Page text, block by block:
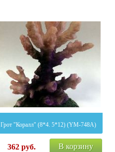
Грот "Коралл" (8*4. 5*12) (YM-748A)
362руб. В корзину